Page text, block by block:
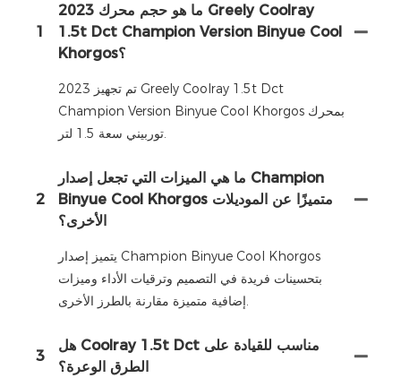
1
ما هو حجم محرك 2023 Greely Coolray
1.5t Dct Champion Version Binyue Cool
Khorgos؟
تم تجهيز 2023 Greely Coolray 1.5t Dct
Champion Version Binyue Cool Khorgos بمحرك
2
ما هي الميزات التي تجعل إصدار Champion
Binyue Cool Khorgos متميزًا عن الموديلات
الأخرى؟
يتميز إصدار Champion Binyue Cool Khorgos
بتحسينات فريدة في التصميم وترقيات الأداء وميزات
3
هل Coolray 1.5t Dct مناسب للقيادة على
الطرق الوعرة؟